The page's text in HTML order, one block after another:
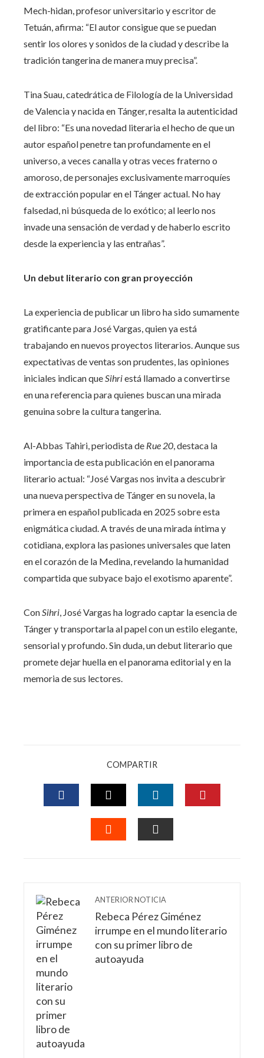
Mech-hidan, profesor universitario y escritor de
Tetuán, afirma: “El autor consigue que se puedan
sentir los olores y sonidos de la ciudad y describe la
tradición tangerina de manera muy precisa”.
Tina Suau, catedrática de Filología de la Universidad
de Valencia y nacida en Tánger, resalta la autenticidad
del libro: “Es una novedad literaria el hecho de que un
autor español penetre tan profundamente en el
universo, a veces canalla y otras veces fraterno o
amoroso, de personajes exclusivamente marroquíes
de extracción popular en el Tánger actual. No hay
falsedad, ni búsqueda de lo exótico; al leerlo nos
invade una sensación de verdad y de haberlo escrito
desde la experiencia y las entrañas”.
Un debut literario con gran proyección
La experiencia de publicar un libro ha sido sumamente
gratificante para José Vargas, quien ya está
trabajando en nuevos proyectos literarios. Aunque sus
expectativas de ventas son prudentes, las opiniones
iniciales indican queSihriestá llamado a convertirse
en una referencia para quienes buscan una mirada
genuina sobre la cultura tangerina.
Al-Abbas Tahiri, periodista de Rue 20, destaca la
importancia de esta publicación en el panorama
literario actual: “José Vargas nos invita a descubrir
una nueva perspectiva de Tánger en su novela, la
primera en español publicada en 2025 sobre esta
enigmática ciudad. A través de una mirada íntima y
cotidiana, explora las pasiones universales que laten
en el corazón de la Medina, revelando la humanidad
compartida que subyace bajo el exotismo aparente”.
ConSihri, José Vargas ha logrado captar la esencia de
Tánger y transportarla al papel con un estilo elegante,
sensorial y profundo. Sin duda, un debut literario que
promete dejar huella en el panorama editorial y en la
memoria de sus lectores.
COMPARTIR
FACEBOOKTWITTERLINKEDIN
ANTERIOR NOTICIA
Rebeca Pérez Giménez
irrumpe en el mundo literario
con su primer libro de
autoayuda